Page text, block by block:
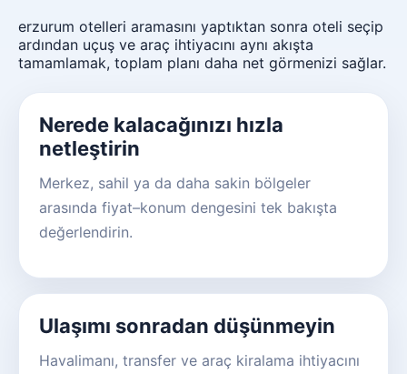
erzurum otelleri aramasını yaptıktan sonra oteli seçip
ardından uçuş ve araç ihtiyacını aynı akışta
tamamlamak, toplam planı daha net görmenizi sağlar.
Nerede kalacağınızı hızla
netleştirin
Merkez, sahil ya da daha sakin bölgeler
arasında fiyat–konum dengesini tek bakışta
değerlendirin.
Ulaşımı sonradan düşünmeyin
Havalimanı, transfer ve araç kiralama ihtiyacını